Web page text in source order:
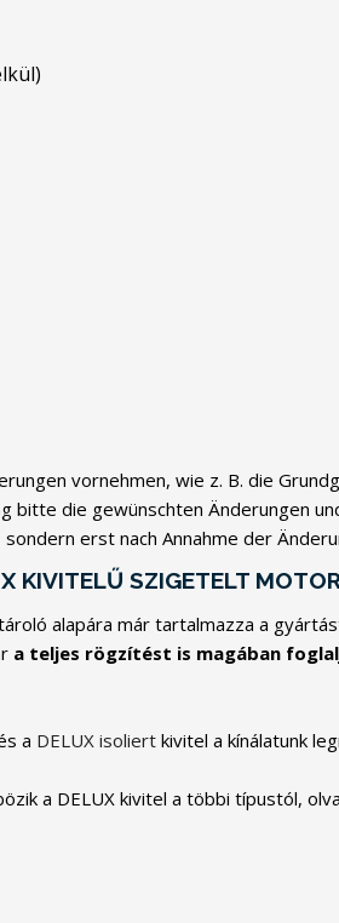
vornehmen, wie z. B. die
bitte die gewünschten Änderungen
erst nach Annahme der
KIVITELŰ SZIGETELT
alapára már tartalmazza a
a teljes rögzítést is magában
a DELUX isoliert kivitel a kínálatunk
a DELUX kivitel a többi típustól,